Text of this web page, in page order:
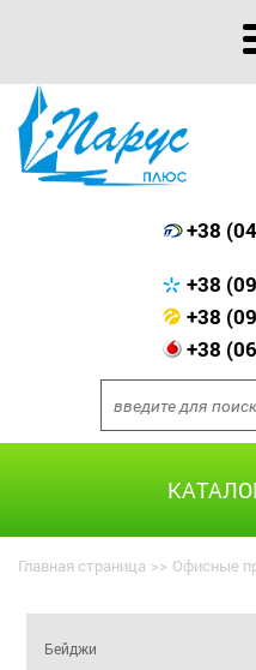
+38
+38
+38
+38
Главная страница >> Офисные
Бейджи